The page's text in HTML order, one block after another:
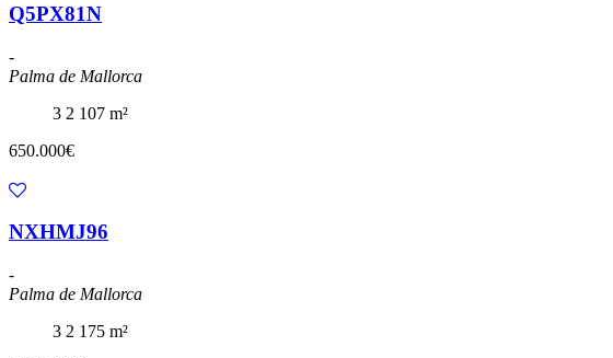
Q5PX81N
-
Palma de Mallorca
3 2 107 m²
650.000€
NXHMJ96
-
Palma de Mallorca
3 2 175 m²